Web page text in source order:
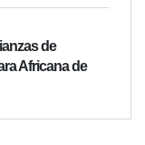
de
Africana de